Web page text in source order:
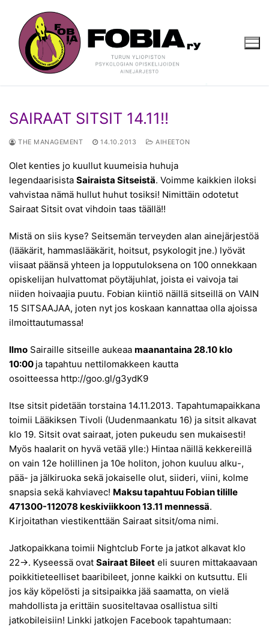
sisältöön
SAIRAAT SITSIT 14.11!!
THE MANAGEMENT 14.10.2013 AIHEETON
Olet kenties jo kuullut kuumeisia huhuja
legendaarisista Sairaista Sitseistä. Voimme kaikkien iloksi
vahvistaa nämä hullut huhut tosiksi! Nimittäin odotetut
Sairaat Sitsit ovat vihdoin taas täällä!!
Mistä on siis kyse? Seitsemän terveyden alan ainejärjestöä
(lääkärit, hammaslääkärit, hoitsut, psykologit jne.) lyövät
viisaat päänsä yhteen ja lopputuloksena on 100 onnekkaan
opiskelijan hulvattomat pöytäjuhlat, joista ei vaivoja tai
niiden hoivaajia puutu. Fobian kiintiö näillä sitseillä on VAIN
15 SITSAAJAA, joten nyt jos koskaan kannattaa olla ajoissa
ilmoittautumassa!
Ilmo Sairaille sitseille aukeaa maanantaina 28.10 klo
10:00 ja tapahtuu nettilomakkeen kautta
osoitteessa http://goo.gl/g3ydK9
Itse sitsit pidetään torstaina 14.11.2013. Tapahtumapaikkana
toimii Lääkiksen Tivoli (Uudenmaankatu 16) ja sitsit alkavat
klo 19. Sitsit ovat sairaat, joten pukeudu sen mukaisesti!
Myös haalarit on hyvä vetää ylle:) Hintaa näillä kekkereillä
on vain 12e holillinen ja 10e holiton, johon kuuluu alku-,
pää- ja jälkiruoka sekä jokaiselle olut, siideri, viini, kolme
snapsia sekä kahviavec! Maksu tapahtuu Fobian tilille
471300-112078 keskiviikkoon 13.11 mennessä.
Kirjoitathan viestikenttään Sairaat sitsit/oma nimi.
Jatkopaikkana toimii Nightclub Forte ja jatkot alkavat klo
22->. Kyseessä ovat Sairaat Bileet eli suuren mittakaavaan
poikkitieteelliset baaribileet, jonne kaikki on kutsuttu. Eli
jos käy köpelösti ja sitsipaikka jää saamatta, on vielä
mahdollista ja erittäin suositeltavaa osallistua silti
jatkobileisiin! Linkki jatkojen Facebook tapahtumaan: